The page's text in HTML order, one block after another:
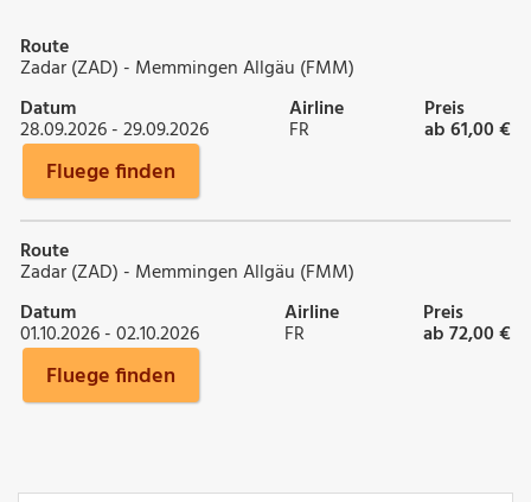
Route
Zadar (ZAD) - Memmingen Allgäu (FMM)
Datum
28.09.2026 - 29.09.2026
Airline
FR
Preis
ab 61,00 €
Fluege finden
Route
Zadar (ZAD) - Memmingen Allgäu (FMM)
Datum
01.10.2026 - 02.10.2026
Airline
FR
Preis
ab 72,00 €
Fluege finden